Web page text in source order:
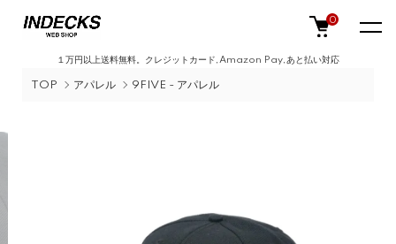
１万円以上送料無料。クレジットカード,Amazon Pay,あと払い対応
0
TOP アパレル 9FIVE - アパレル